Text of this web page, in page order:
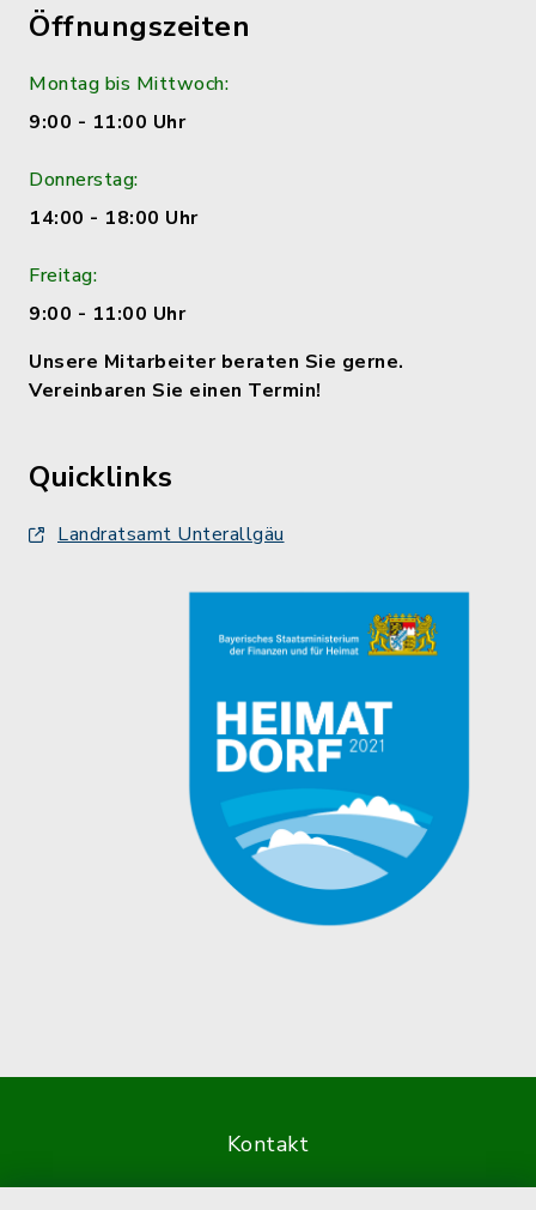
Öffnungszeiten
Montag bis Mittwoch:
9:00 - 11:00 Uhr
Donnerstag:
14:00 - 18:00 Uhr
Freitag:
9:00 - 11:00 Uhr
Unsere Mitarbeiter beraten Sie gerne.
Vereinbaren Sie einen Termin!
Quicklinks
Landratsamt Unterallgäu
Kontakt